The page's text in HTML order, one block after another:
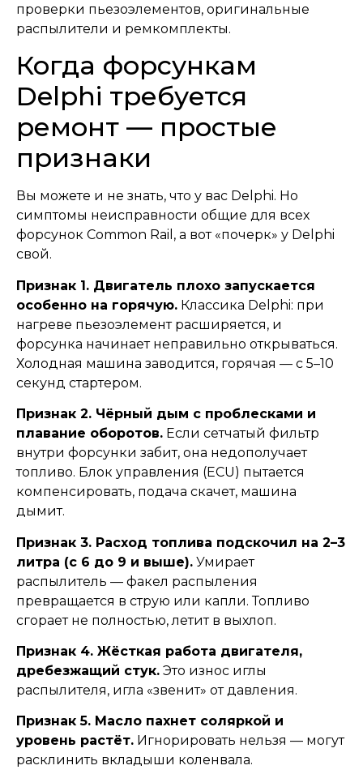
проверки пьезоэлементов, оригинальные
распылители и ремкомплекты.
Когда форсункам
Delphi требуется
ремонт — простые
признаки
Вы можете и не знать, что у вас Delphi. Но
симптомы неисправности общие для всех
форсунок Common Rail, а вот «почерк» у Delphi
свой.
Признак 1. Двигатель плохо запускается
особенно на горячую. Классика Delphi: при
нагреве пьезоэлемент расширяется, и
форсунка начинает неправильно открываться.
Холодная машина заводится, горячая — с 5–10
секунд стартером.
Признак 2. Чёрный дым с проблесками и
плавание оборотов. Если сетчатый фильтр
внутри форсунки забит, она недополучает
топливо. Блок управления (ECU) пытается
компенсировать, подача скачет, машина
дымит.
Признак 3. Расход топлива подскочил на 2–3
литра (с 6 до 9 и выше). Умирает
распылитель — факел распыления
превращается в струю или капли. Топливо
сгорает не полностью, летит в выхлоп.
Признак 4. Жёсткая работа двигателя,
дребезжащий стук. Это износ иглы
распылителя, игла «звенит» от давления.
Признак 5. Масло пахнет соляркой и
уровень растёт. Игнорировать нельзя — могут
расклинить вкладыши коленвала.